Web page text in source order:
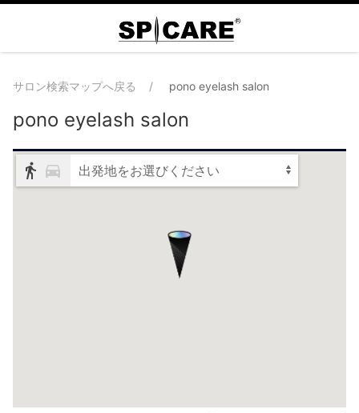
サロン検索マップへ戻る pono eyelash salon
pono eyelash salon
出発地をお選びください